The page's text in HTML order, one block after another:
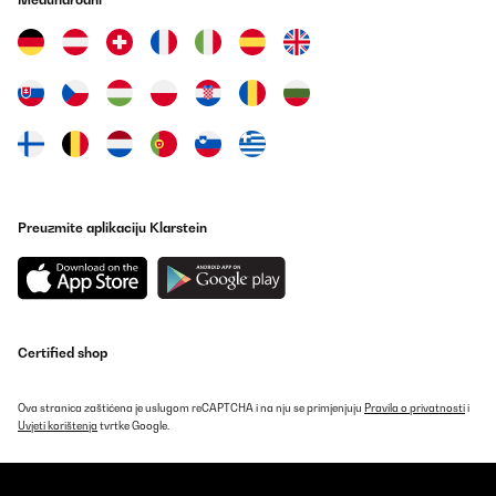
Günstig und erfüllt seinen Zweck!!
Amazon-Benutzer
Prevedi
Très efficace et très esthétique
Preuzmite aplikaciju Klarstein
Certified shop
Ova stranica zaštićena je uslugom reCAPTCHA i na nju se primjenjuju Pravila o privatnostii
Uvjeti korištenja tvrtke Google.